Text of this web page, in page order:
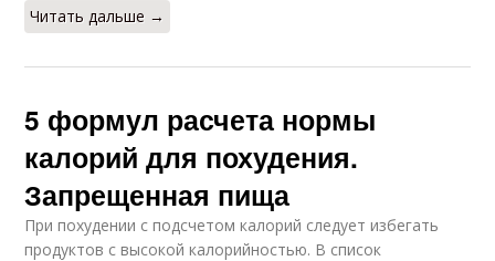
Читать дальше →
5 формул расчета нормы
калорий для похудения.
Запрещенная пища
При похудении с подсчетом калорий следует избегать
продуктов с высокой калорийностью. В список